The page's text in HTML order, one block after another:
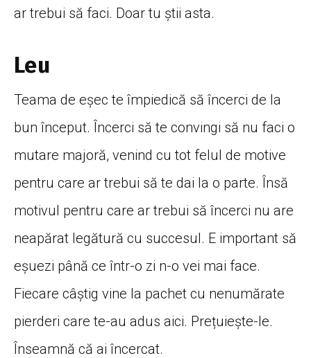
ar trebui să faci. Doar tu știi asta.
Leu
Teama de eșec te împiedică să încerci de la
bun început. Încerci să te convingi să nu faci o
mutare majoră, venind cu tot felul de motive
pentru care ar trebui să te dai la o parte. Însă
motivul pentru care ar trebui să încerci nu are
neapărat legătură cu succesul. E important să
eșuezi până ce într-o zi n-o vei mai face.
Fiecare câștig vine la pachet cu nenumărate
pierderi care te-au adus aici. Prețuiește-le.
Înseamnă că ai încercat.